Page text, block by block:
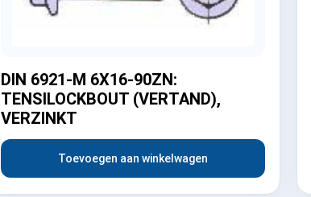
DIN 6921-M 6X16-90ZN:
TENSILOCKBOUT (VERTAND),
VERZINKT
Toevoegen aan winkelwagen